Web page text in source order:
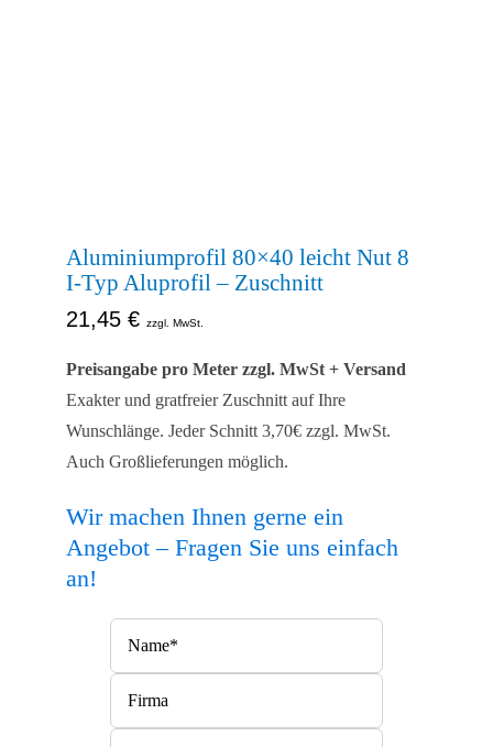
Aluminiumprofil 80×40 leicht Nut 8
I-Typ Aluprofil – Zuschnitt
21,45 € zzgl. MwSt.
Preisangabe pro Meter zzgl. MwSt + Versand
Exakter und gratfreier Zuschnitt auf Ihre
Wunschlänge. Jeder Schnitt 3,70€ zzgl. MwSt.
Auch Großlieferungen möglich.
Wir machen Ihnen gerne ein
Angebot – Fragen Sie uns einfach
an!